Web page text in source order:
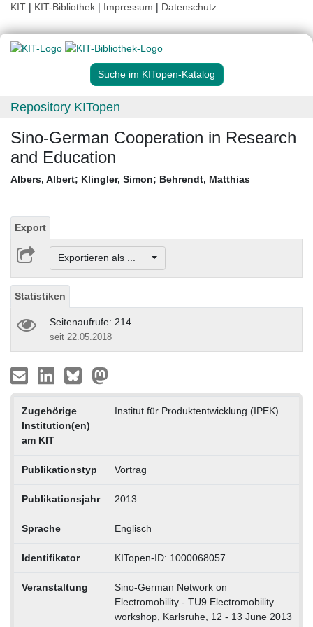
KIT | KIT-Bibliothek | Impressum | Datenschutz
Suche im KITopen-Katalog
Repository KITopen
Sino-German Cooperation in Research
and Education
Albers, Albert; Klingler, Simon; Behrendt, Matthias
Export
Exportieren als ...
Statistiken
Seitenaufrufe: 214
seit 22.05.2018
Zugehörige
Institution(en)
am KIT
Institut für Produktentwicklung (IPEK)
Publikationstyp Vortrag
Publikationsjahr 2013
Sprache Englisch
Identifikator KITopen-ID: 1000068057
Veranstaltung
Sino-German Network on
Electromobility - TU9 Electromobility
workshop, Karlsruhe, 12 - 13 June 2013